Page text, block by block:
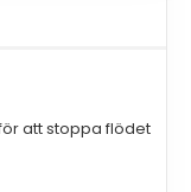
att stoppa flödet